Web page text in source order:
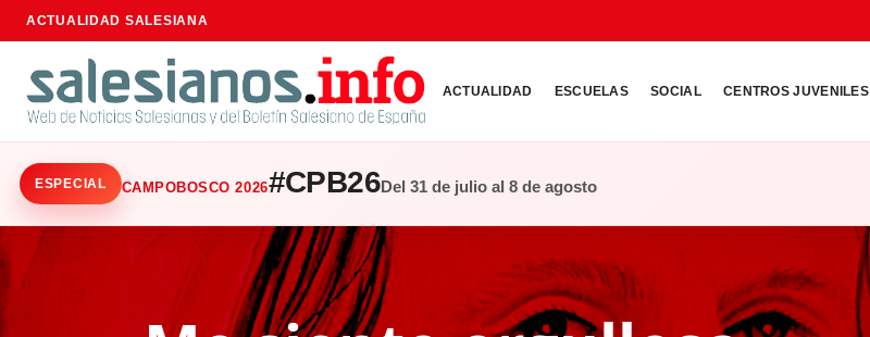
ACTUALIDAD SALESIANA
ACTUALIDAD ESCUELAS SOCIAL CENTROS JUVENILES
ESPECIAL CAMPOBOSCO 2026#CPB26Del 31 de julio al 8 de agosto